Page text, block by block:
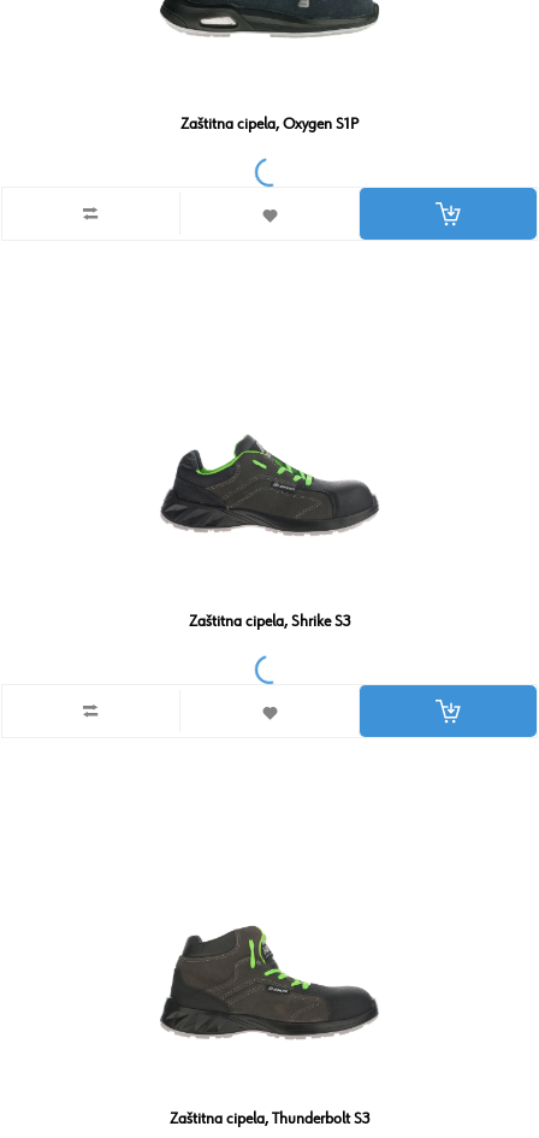
Zaštitna cipela, Oxygen S1P
Zaštitna cipela, Shrike S3
Zaštitna cipela, Thunderbolt S3